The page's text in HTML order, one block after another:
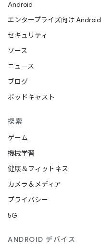
Android
エンタープライズ向け Android
セキュリティ
ソース
ニュース
ブログ
ポッドキャスト
探索
ゲーム
機械学習
健康＆フィットネス
カメラ＆メディア
プライバシー
5G
ANDROID デバイス